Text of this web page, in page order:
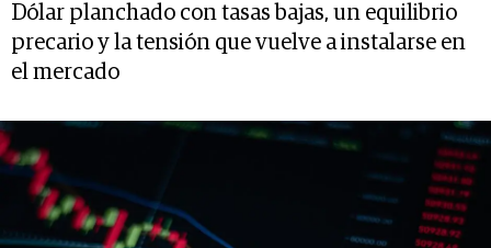
Dólar planchado con tasas bajas, un equilibrio
precario y la tensión que vuelve a instalarse en
el mercado